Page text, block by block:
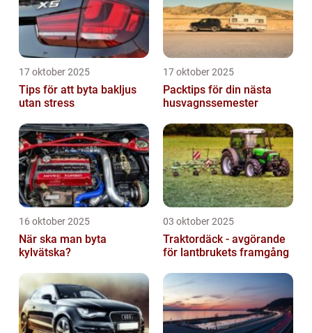
17 oktober 2025
Tips för att byta bakljus
utan stress
17 oktober 2025
Packtips för din nästa
husvagnssemester
16 oktober 2025
När ska man byta
kylvätska?
03 oktober 2025
Traktordäck - avgörande
för lantbrukets framgång